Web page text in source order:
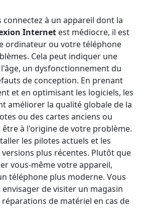
connectez à un appareil dont la
Internet est médiocre, il est
ordinateur ou votre téléphone
Cela peut indiquer une
un dysfonctionnement du
de conception. En prenant
et en optimisant les logiciels, les
améliorer la qualité globale de la
ou des cartes anciens ou
à l'origine de votre problème.
les pilotes actuels et les
plus récentes. Plutôt que
vous-même votre appareil,
téléphone plus moderne. Vous
de visiter un magasin
réparations de matériel en cas de